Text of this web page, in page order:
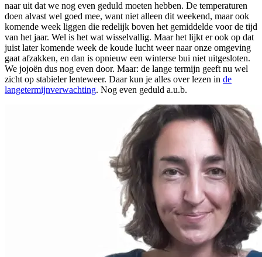
naar uit dat we nog even geduld moeten hebben. De temperaturen
doen alvast wel goed mee, want niet alleen dit weekend, maar ook
komende week liggen die redelijk boven het gemiddelde voor de tijd
van het jaar. Wel is het wat wisselvallig. Maar het lijkt er ook op dat
juist later komende week de koude lucht weer naar onze omgeving
gaat afzakken, en dan is opnieuw een winterse bui niet uitgesloten.
We jojoën dus nog even door. Maar: de lange termijn geeft nu wel
zicht op stabieler lenteweer. Daar kun je alles over lezen in de
langetermijnverwachting. Nog even geduld a.u.b.